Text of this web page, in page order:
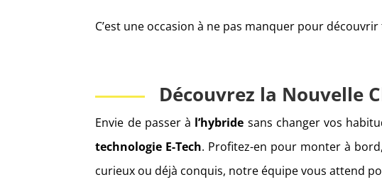
C’est une occasion à ne pas manquer pour
Découvrez la Nouvelle
Envie de passer à l’hybride sans changer vos
technologie E-Tech. Profitez-en pour monter à
curieux ou déjà conquis, notre équipe vous attend